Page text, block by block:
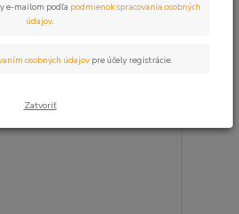
Najdrahšie
1-5 z 5
e-mailom podľa podmienok spracovania osobných
údajov.
osobných údajov pre účely registrácie.
Zatvoriť